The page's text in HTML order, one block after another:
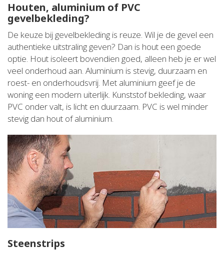
Houten, aluminium of PVC
gevelbekleding?
De keuze bij gevelbekleding is reuze. Wil je de gevel een
authentieke uitstraling geven? Dan is hout een goede
optie. Hout isoleert bovendien goed, alleen heb je er wel
veel onderhoud aan. Aluminium is stevig, duurzaam en
roest- en onderhoudsvrij. Met aluminium geef je de
woning een modern uiterlijk. Kunststof bekleding, waar
PVC onder valt, is licht en duurzaam. PVC is wel minder
stevig dan hout of aluminium.
Steenstrips